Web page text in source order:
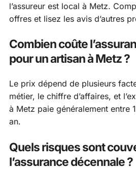
l’assureur est local à Metz.
offres et lisez les avis d’autres
Combien coûte
pour un artisan à Metz ?
Le prix dépend de plusieurs
métier, le chiffre d’affaires, et
à Metz paie généralement entre
an.
Quels risques sont
l’assurance décennale ?